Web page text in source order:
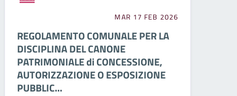
MAR 17 FEB 2026
REGOLAMENTO COMUNALE PER LA
DISCIPLINA DEL CANONE
PATRIMONIALE di CONCESSIONE,
AUTORIZZAZIONE O ESPOSIZIONE
PUBBLIC...